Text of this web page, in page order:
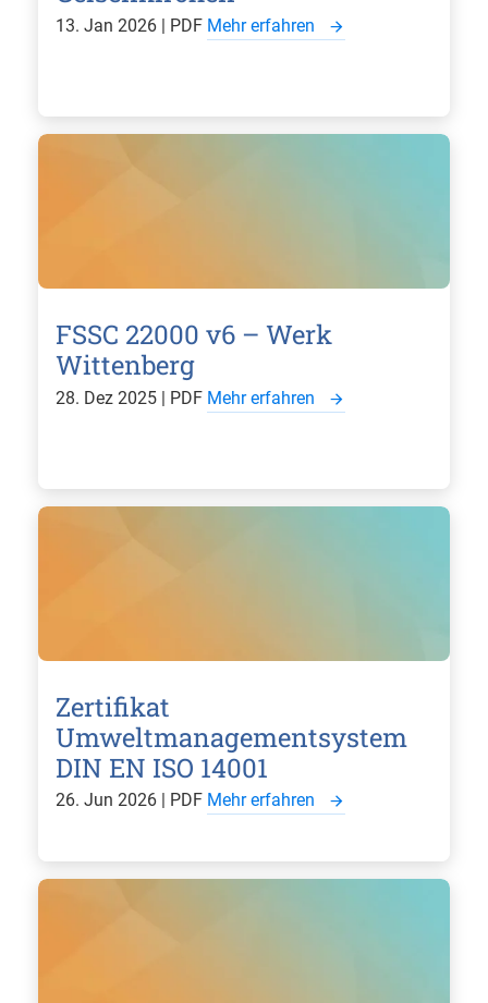
13. Jan 2026 | PDF Mehr erfahren
FSSC 22000 v6 – Werk
Wittenberg
28. Dez 2025 | PDF Mehr erfahren
Zertifikat
Umweltmanagementsystem
DIN EN ISO 14001
26. Jun 2026 | PDF Mehr erfahren